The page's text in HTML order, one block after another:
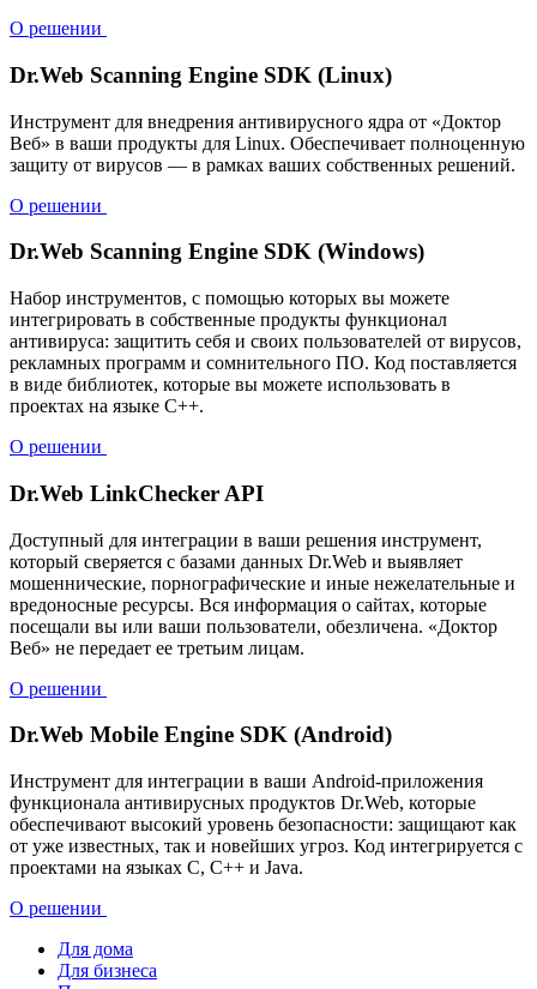
О решении
Dr.Web Scanning Engine SDK (Linux)
Инструмент для внедрения антивирусного ядра от «Доктор
Веб» в ваши продукты для Linux. Обеспечивает полноценную
защиту от вирусов — в рамках ваших собственных решений.
О решении
Dr.Web Scanning Engine SDK (Windows)
Набор инструментов, с помощью которых вы можете
интегрировать в собственные продукты функционал
антивируса: защитить себя и своих пользователей от вирусов,
рекламных программ и сомнительного ПО. Код поставляется
в виде библиотек, которые вы можете использовать в
проектах на языке C++.
О решении
Dr.Web LinkChecker API
Доступный для интеграции в ваши решения инструмент,
который сверяется с базами данных Dr.Web и выявляет
мошеннические, порнографические и иные нежелательные и
вредоносные ресурсы. Вся информация о сайтах, которые
посещали вы или ваши пользователи, обезличена. «Доктор
Веб» не передает ее третьим лицам.
О решении
Dr.Web Mobile Engine SDK (Android)
Инструмент для интеграции в ваши Android-приложения
функционала антивирусных продуктов Dr.Web, которые
обеспечивают высокий уровень безопасности: защищают как
от уже известных, так и новейших угроз. Код интегрируется с
проектами на языках C, C++ и Java.
О решении
Для дома
Для бизнеса